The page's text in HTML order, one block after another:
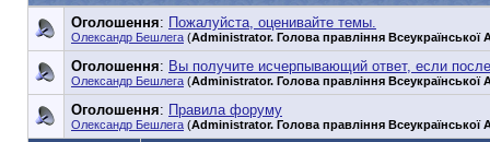
Оголошення: Пожалуйста, оценивайте темы.
Олександр Бешлега (Administrator. Голова правління Всеукраїнської
Оголошення: Вы получите исчерпывающий ответ, если
Олександр Бешлега (Administrator. Голова правління Всеукраїнської
Оголошення: Правила форуму
Олександр Бешлега (Administrator. Голова правління Всеукраїнської